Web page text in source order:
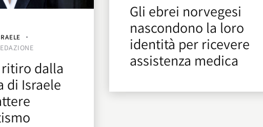
Gli ebrei norvegesi
nascondono la loro
identità per ricevere
assistenza medica
dalla
di Israele